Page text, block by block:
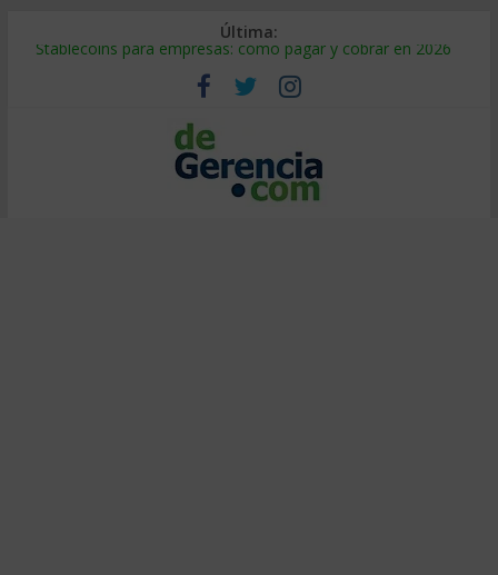
Última:
Stablecoins para empresas: cómo pagar y cobrar en 2026
Despido silencioso: qué es y por qué sale tan caro
IA en selección de personal: cómo auditarla a tiempo
Trabajo forzoso en la cadena de suministro: qué hacer
Mercado hispano de EE. UU.: cómo segmentarlo y venderle